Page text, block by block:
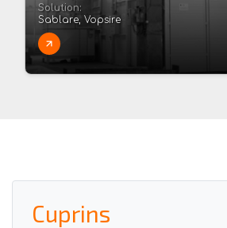
Solution:
Sablare, Vopsire
Cuprins